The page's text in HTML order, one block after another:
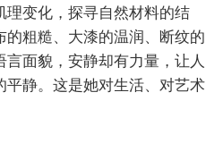
变化，探寻自然材料的结
粗糙、大漆的温润、断纹的
面貌，安静却有力量，让人
静。这是她对生活、对艺术